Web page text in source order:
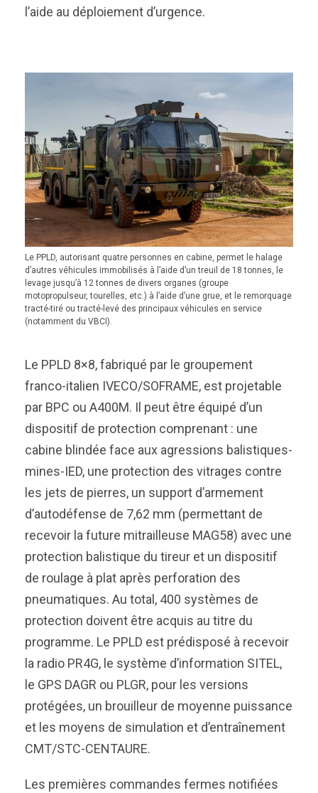
l’aide au déploiement d’urgence.
Le PPLD, autorisant quatre personnes en cabine, permet le halage
d’autres véhicules immobilisés à l’aide d’un treuil de 18 tonnes, le
levage jusqu’à 12 tonnes de divers organes (groupe
motopropulseur, tourelles, etc.) à l’aide d’une grue, et le remorquage
tracté-tiré ou tracté-levé des principaux véhicules en service
(notamment du VBCI).
Le PPLD 8×8, fabriqué par le groupement
franco-italien IVECO/SOFRAME, est projetable
par BPC ou A400M. Il peut être équipé d’un
dispositif de protection comprenant : une
cabine blindée face aux agressions balistiques-
mines-IED, une protection des vitrages contre
les jets de pierres, un support d’armement
d’autodéfense de 7,62 mm (permettant de
recevoir la future mitrailleuse MAG58) avec une
protection balistique du tireur et un dispositif
de roulage à plat après perforation des
pneumatiques. Au total, 400 systèmes de
protection doivent être acquis au titre du
programme. Le PPLD est prédisposé à recevoir
la radio PR4G, le système d’information SITEL,
le GPS DAGR ou PLGR, pour les versions
protégées, un brouilleur de moyenne puissance
et les moyens de simulation et d’entraînement
CMT/STC-CENTAURE.
Les premières commandes fermes notifiées